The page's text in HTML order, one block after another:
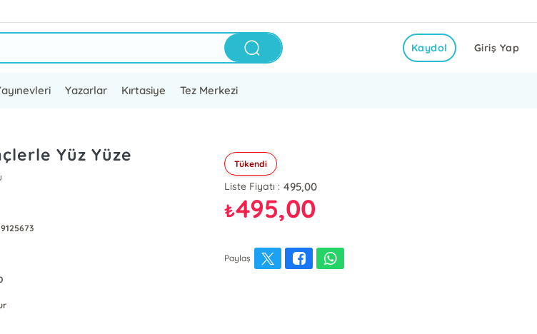
Giriş Yap
Kaydol
Yazarlar Kırtasiye Tez Merkezi
Yüz Yüze Tükendi
Liste Fiyatı : 495,00
₺495,00
Paylaş